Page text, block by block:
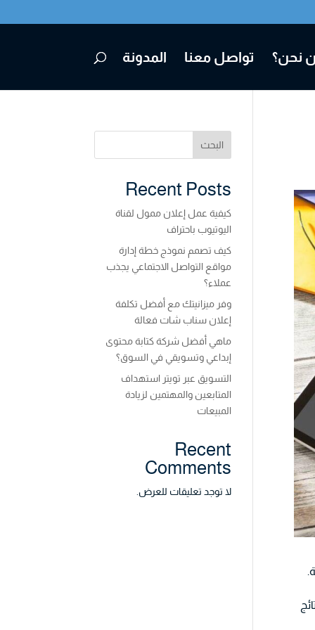
نحن؟ تواصل معنا المدونة
البحث
Recent Posts
كيفية عمل إعلان ممول لقناة
اليوتيوب باحتراف
كيف تصمم نموذج خطة إدارة
مواقع التواصل الاجتماعي يجذب
عملاء؟
وفر ميزانيتك مع أفضل تكلفة
إعلان سناب شات فعالة
ماهي أفضل شركة كتابة محتوى
إبداعي وتسويقي في السوق؟
التسويق عبر تويتر استهداف
المتابعين والمهتمين لزيادة
المبيعات
Recent
Comments
لا توجد تعليقات للعرض.